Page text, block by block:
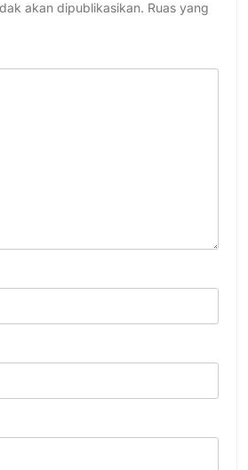
akan dipublikasikan. Ruas yang